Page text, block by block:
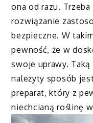
ona od razu.
rozwiązanie
bezpieczne. W
pewność, że w
swoje uprawy.
należyty sposób
preparat, który z
niechcianą roślinę